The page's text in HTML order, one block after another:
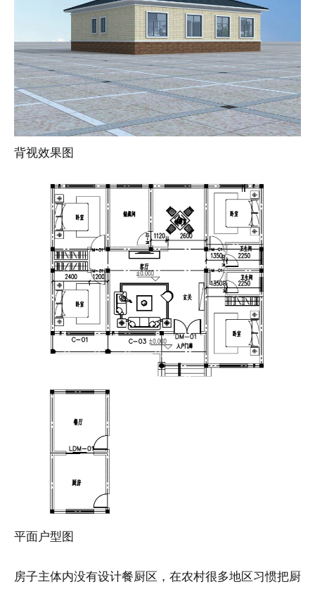
背视效果图
平面户型图
房子主体内没有设计餐厨区，在农村很多地区习惯把厨